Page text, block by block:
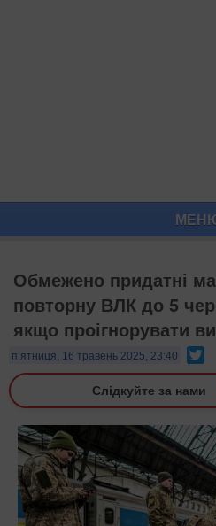
Обмежено придатні
повторну ВЛК до 5
якщо проігнорувати
п’ятниця, 16 травень 2025, 23:40
Слідкуйте за нами